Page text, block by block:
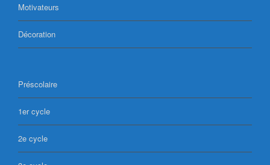
Motivateurs
Décoration
Préscolaire
1er cycle
2e cycle